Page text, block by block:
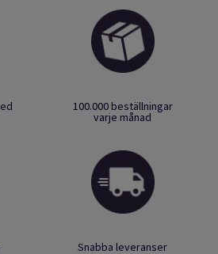
100.000 beställningar
varje månad
Snabba leveranser